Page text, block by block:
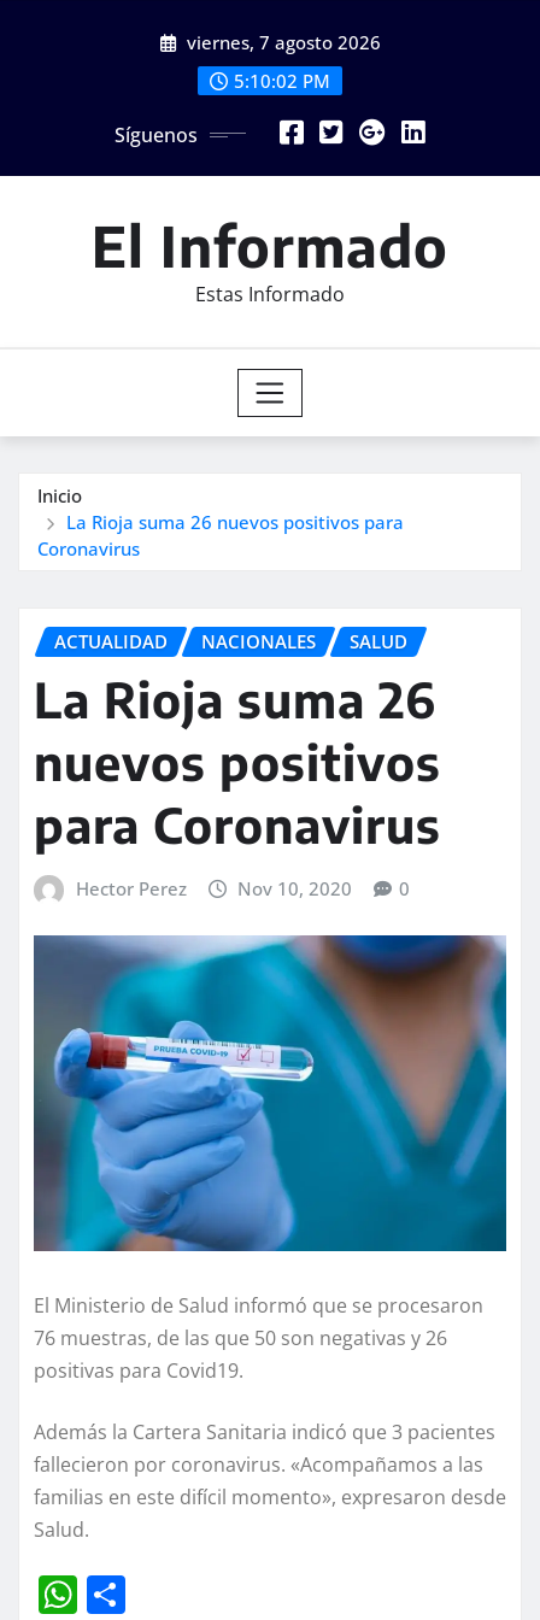
viernes, 7 agosto 2026
5:10:04 PM
Síguenos
El Informado
Estas Informado
Inicio
La Rioja suma 26 nuevos positivos para
Coronavirus
ACTUALIDAD NACIONALES SALUD
La Rioja suma 26
nuevos positivos
para Coronavirus
Hector Perez Nov 10, 2020 0
El Ministerio de Salud informó que se procesaron
76 muestras, de las que 50 son negativas y 26
positivas para Covid19.
Además la Cartera Sanitaria indicó que 3 pacientes
fallecieron por coronavirus. «Acompañamos a las
familias en este difícil momento», expresaron desde
Salud.
W